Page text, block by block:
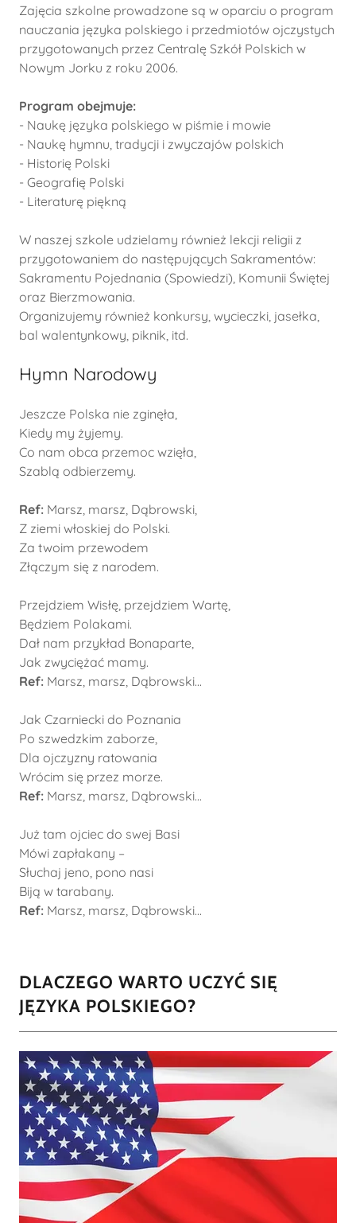
Zajęcia szkolne prowadzone są w oparciu o program
nauczania języka polskiego i przedmiotów ojczystych
przygotowanych przez Centralę Szkół Polskich w
Nowym Jorku z roku 2006.
Program obejmuje:
- Naukę języka polskiego w piśmie i mowie
- Naukę hymnu, tradycji i zwyczajów polskich
- Historię Polski
- Geografię Polski
- Literaturę piękną
W naszej szkole udzielamy również lekcji religii z
przygotowaniem do następujących Sakramentów:
Sakramentu Pojednania (Spowiedzi), Komunii Świętej
oraz Bierzmowania.
Organizujemy również konkursy, wycieczki, jasełka,
bal walentynkowy, piknik, itd.
Hymn Narodowy
Jeszcze Polska nie zginęła,
Kiedy my żyjemy.
Co nam obca przemoc wzięła,
Szablą odbierzemy.
Ref: Marsz, marsz, Dąbrowski,
Z ziemi włoskiej do Polski.
Za twoim przewodem
Złączym się z narodem.
Przejdziem Wisłę, przejdziem Wartę,
Będziem Polakami.
Dał nam przykład Bonaparte,
Jak zwyciężać mamy.
Ref: Marsz, marsz, Dąbrowski...
Jak Czarniecki do Poznania
Po szwedzkim zaborze,
Dla ojczyzny ratowania
Wrócim się przez morze.
Ref: Marsz, marsz, Dąbrowski...
Już tam ojciec do swej Basi
Mówi zapłakany –
Słuchaj jeno, pono nasi
Biją w tarabany.
Ref: Marsz, marsz, Dąbrowski...
DLACZEGO WARTO UCZYĆ SIĘ
JĘZYKA POLSKIEGO?